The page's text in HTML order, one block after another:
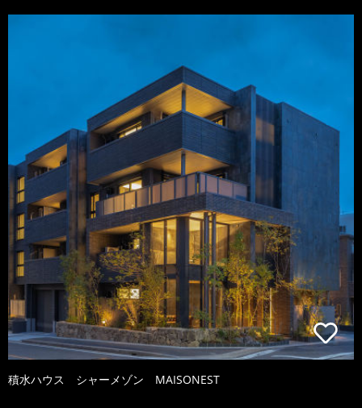
積水ハウス シャーメゾン MAISONEST